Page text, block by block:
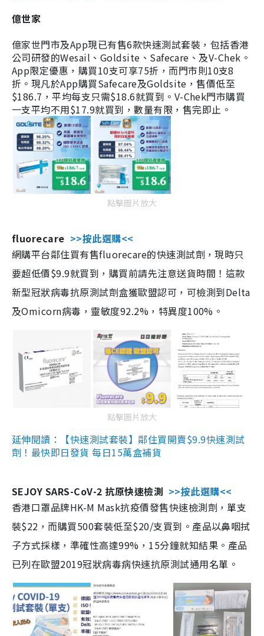
億世家
億家世門市及App現已有售6款快速測試套裝，包括香港
公司研發的Wesail、Goldsite、Safecare、及V-Chek。
App限定優惠，購買10支可享75折，而門市則10支8
折。現凡於App購買Safecare及Goldsite，售價低至
$186.7，平均每支只需$18.6就買到。V-Chek門市購買
一支平均不用$17.9就買到，數量有限，售完即止。
點擊圖片放大
fluorecare >>按此選購<<
網購平台鄰住買有售fluorecare的快速測試劑，現時只
要超低價$9.9就買到，購買前請先注意送貨時間！這款
新型冠狀病毒抗原測試劑盒獲歐盟認可，可檢測到Delta
及Omicorn病毒，靈敏度92.2%，特異度100%。
點擊圖片放大
延伸閱讀：【快速測試套裝】鄰住買開賣$9.9快速測試
劑！最快即日發貨 每日15萬盒補貨
SEJOY SARS-CoV-2 抗原快速檢測 >>按此選購<<
香港口罩品牌HK-M Mask抗疫價發售快速檢測劑，單支
裝$22，而購買500套裝低至$20/支買到。產品以鼻咽拭
子方式採樣，準確性高達99%，15分鐘就知結果。產品
已列在歐盟2019冠狀病毒病快速抗原測試通用名單。